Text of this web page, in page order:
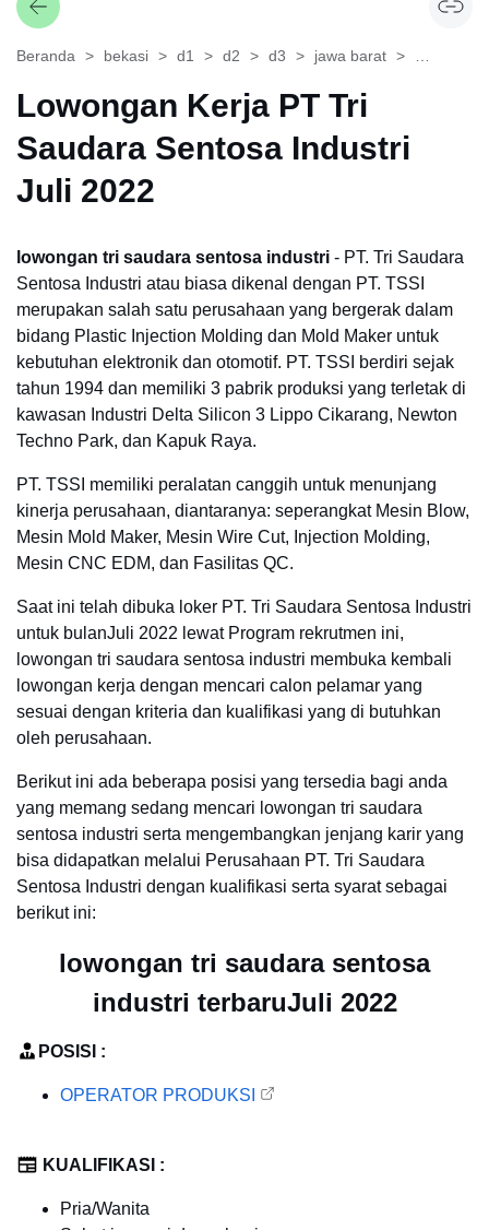
Beranda bekasi d1 d2 d3 jawa barat
Lowongan Kerja PT Tri
Saudara Sentosa Industri
Juli 2022
lowongan tri saudara sentosa industri - PT. Tri Saudara
Sentosa Industri atau biasa dikenal dengan PT. TSSI
merupakan salah satu perusahaan yang bergerak dalam
bidang Plastic Injection Molding dan Mold Maker untuk
kebutuhan elektronik dan otomotif. PT. TSSI berdiri sejak
tahun 1994 dan memiliki 3 pabrik produksi yang terletak di
kawasan Industri Delta Silicon 3 Lippo Cikarang, Newton
Techno Park, dan Kapuk Raya.
PT. TSSI memiliki peralatan canggih untuk menunjang
kinerja perusahaan, diantaranya: seperangkat Mesin Blow,
Mesin Mold Maker, Mesin Wire Cut, Injection Molding,
Mesin CNC EDM, dan Fasilitas QC.
Saat ini telah dibuka loker PT. Tri Saudara Sentosa Industri
untuk bulanJuli 2022 lewat Program rekrutmen ini,
lowongan tri saudara sentosa industri membuka kembali
lowongan kerja dengan mencari calon pelamar yang
sesuai dengan kriteria dan kualifikasi yang di butuhkan
oleh perusahaan.
Berikut ini ada beberapa posisi yang tersedia bagi anda
yang memang sedang mencari lowongan tri saudara
sentosa industri serta mengembangkan jenjang karir yang
bisa didapatkan melalui Perusahaan PT. Tri Saudara
Sentosa Industri dengan kualifikasi serta syarat sebagai
berikut ini:
lowongan tri saudara sentosa
industri terbaruJuli 2022
POSISI :
OPERATOR PRODUKSI
KUALIFIKASI :
Pria/Wanita